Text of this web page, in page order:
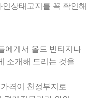
에게서 올드 빈티지나
소개해 드리는 것을
격이 천정부지로